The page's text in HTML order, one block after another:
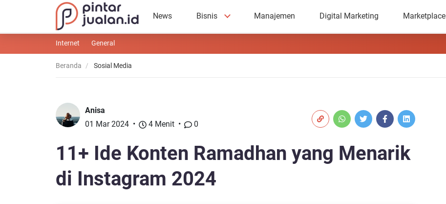
News Bisnis Manajemen Digital Marketing Marketplace
Internet General
Beranda Sosial Media
11+ Ide Konten Ramadhan yang Menarik
di Instagram 2024
Anisa
01 Mar 2024
4 Menit 0